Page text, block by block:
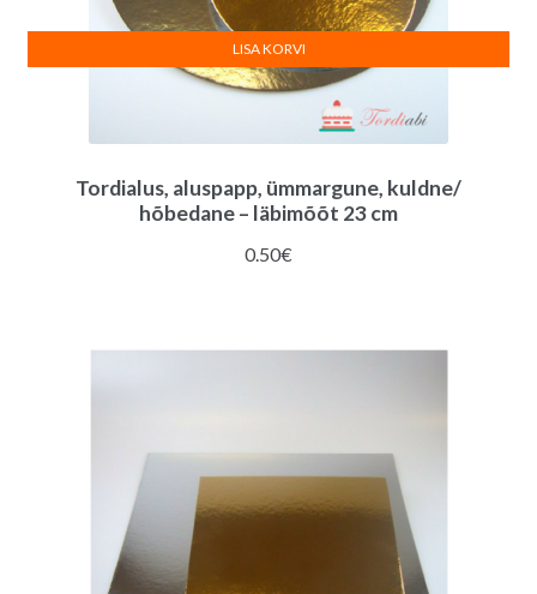
Tordialus, aluspapp, ümmargune, kuldne/
hõbedane – läbimõõt 23 cm
0.50€
LISA KORVI